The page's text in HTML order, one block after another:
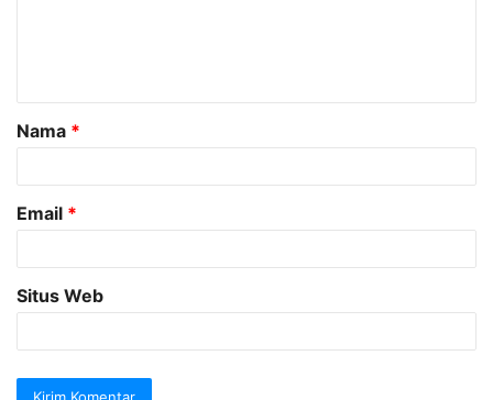
a
r
Nama *
Email *
Situs Web